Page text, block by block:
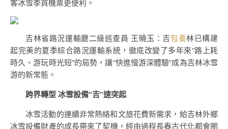
客冰雪季買機票更便利。
吉林省路況運輸廳二級巡查員 王曉玉：吉包養林已構建
起完美的夏季綜合路況運輸系統，徹底改變了多年來“路上耗
時久、游玩時光短”的局勢，讓“快進慢游深體驗”成為吉林冰雪
游的新常態。
跨界轉型 冰雪設備“吉”速突起
冰雪活動的連續非常熱絡和文旅花費新需求，給吉林外鄉
冰雪設備財產的成長帶來了契機，經由過程長春古代化都會圈